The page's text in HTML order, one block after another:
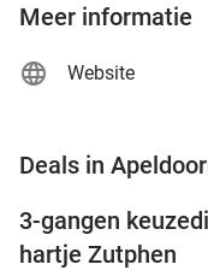
Meer informatie
Website
Deals in
3-gangen
hartje Zutphen